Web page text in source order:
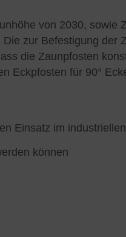
von 2030, sowie
zur Befestigung der
die Zaunpfosten
Eckpfosten für 90°
Einsatz im
können